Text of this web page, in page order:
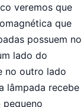
veremos que
que
possuem no
lado do
no outro lado
lâmpada recebe
pequeno